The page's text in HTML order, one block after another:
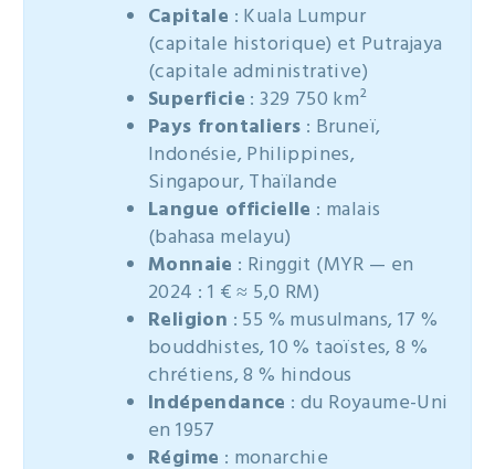
Capitale : Kuala Lumpur
(capitale historique) et Putrajaya
(capitale administrative)
Superficie : 329 750 km²
Pays frontaliers : Bruneï,
Indonésie, Philippines,
Singapour, Thaïlande
Langue officielle : malais
(bahasa melayu)
Monnaie : Ringgit (MYR — en
2024 : 1 € ≈ 5,0 RM)
Religion : 55 % musulmans, 17 %
bouddhistes, 10 % taoïstes, 8 %
chrétiens, 8 % hindous
Indépendance : du Royaume-Uni
en 1957
Régime : monarchie